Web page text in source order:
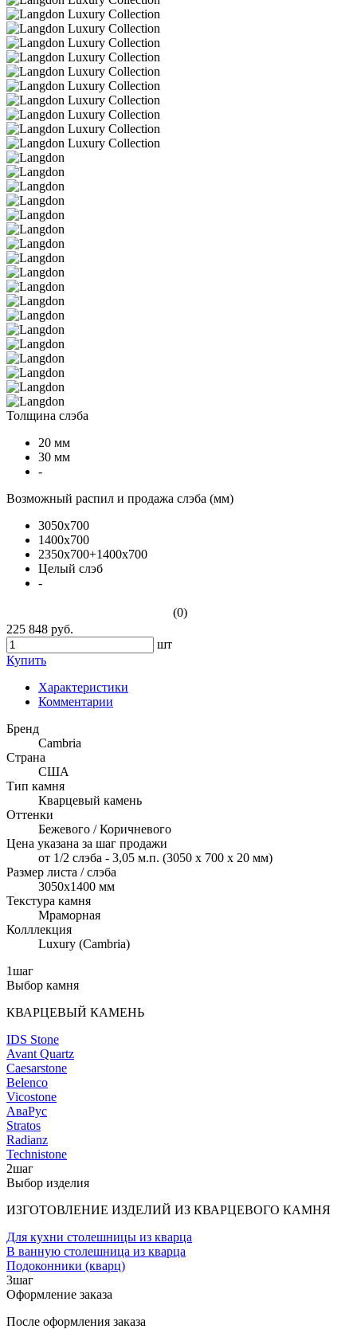
Толщина слэба
20 мм
30 мм
-
Возможный распил и продажа слэба (мм)
3050х700
1400х700
2350х700+1400x700
Целый слэб
-
(0)
225 848 руб.
шт
Купить
Характеристики
Комментарии
Бренд
Cambria
Страна
США
Тип камня
Кварцевый камень
Оттенки
Бежевого / Коричневого
Цена указана за шаг продажи
от 1/2 слэба - 3,05 м.п. (3050 x 700 х 20 мм)
Размер листа / слэба
3050x1400 мм
Текстура камня
Мраморная
Колллекция
Luxury (Cambria)
1шаг
Выбор камня
КВАРЦЕВЫЙ КАМЕНЬ
IDS Stone
Avant Quartz
Caesarstone
Belenco
Vicostone
АваРус
Stratos
Radianz
Technistone
2шаг
Выбор изделия
ИЗГОТОВЛЕНИЕ ИЗДЕЛИЙ ИЗ КВАРЦЕВОГО КАМНЯ
Для кухни столешницы из кварца
В ванную столешница из кварца
Подоконники (кварц)
3шаг
Оформление заказа
После оформления заказа